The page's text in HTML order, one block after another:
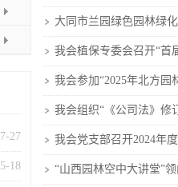
27
18
大同市兰园绿色园林绿
我会植保专委会召开“首
我会参加“2025年北方园
我会组织“《公司法》修
我会党支部召开2024年
“山西园林空中大讲堂”